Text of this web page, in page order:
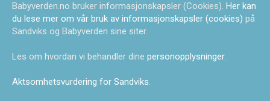
Babyverden.no bruker informasjonskapsler (Cookies). Her kan
du lese mer om vår bruk av informasjonskapsler (cookies) på
Sandviks og Babyverden sine siter.
Les om hvordan vi behandler dine personopplysninger.
Aktsomhetsvurdering for Sandviks.